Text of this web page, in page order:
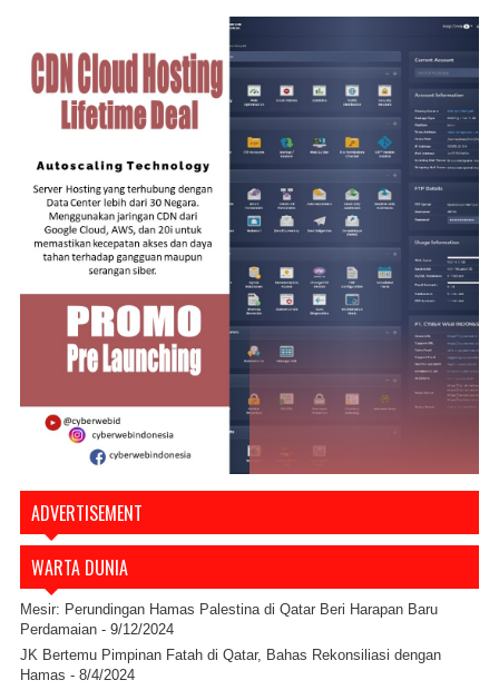
ADVERTISEMENT
WARTA DUNIA
Mesir: Perundingan Hamas Palestina di Qatar Beri Harapan Baru
Perdamaian - 9/12/2024
JK Bertemu Pimpinan Fatah di Qatar, Bahas Rekonsiliasi dengan
Hamas - 8/4/2024